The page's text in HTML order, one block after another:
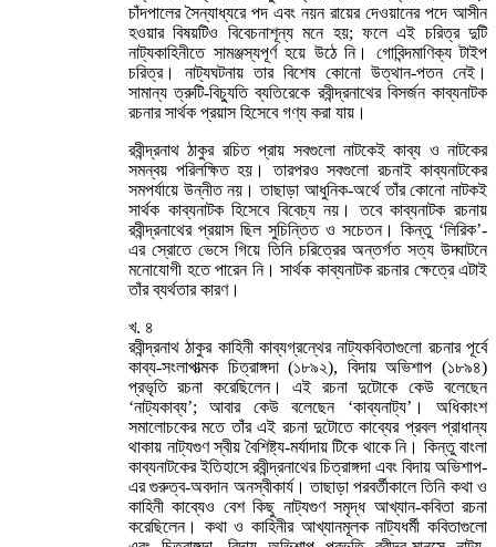
চাঁদপালের সৈন্যাধ্যরে পদ এবং নয়ন রায়ের দেওয়ানের পদে আসীন
হওয়ার বিষয়টিও বিবেচনাশূন্য মনে হয়; ফলে এই চরিত্র দুটি
নাট্যকাহিনীতে সামঞ্জস্যপূর্ণ হয়ে উঠে নি। গোবিন্দমাণিক্য টাইপ
চরিত্র। নাট্যঘটনায় তার বিশেষ কোনো উত্থান-পতন নেই।
সামান্য ত্রুটি-বিচ্যুতি ব্যতিরেকে রবীন্দ্রনাথের বিসর্জন কাব্যনাটক
রচনার সার্থক প্রয়াস হিসেবে গণ্য করা যায়।
রবীন্দ্রনাথ ঠাকুর রচিত প্রায় সবগুলো নাটকেই কাব্য ও নাটকের
সমন্বয় পরিলক্ষিত হয়। তারপরও সবগুলো রচনাই কাব্যনাটকের
সমপর্যায়ে উন্নীত নয়। তাছাড়া আধুনিক-অর্থে তাঁর কোনো নাটকই
সার্থক কাব্যনাটক হিসেবে বিবেচ্য নয়। তবে কাব্যনাটক রচনায়
রবীন্দ্রনাথের প্রয়াস ছিল সুচিন্তিত ও সচেতন। কিন্তু ‘লিরিক’-
এর স্রোতে ভেসে গিয়ে তিনি চরিত্রের অন্তর্গত সত্য উদ্ঘাটনে
মনোযোগী হতে পারেন নি। সার্থক কাব্যনাটক রচনার ক্ষেত্রে এটাই
তাঁর ব্যর্থতার কারণ।
খ. ৪
রবীন্দ্রনাথ ঠাকুর কাহিনী কাব্যগ্রন্থের নাট্যকবিতাগুলো রচনার পূর্বে
কাব্য-সংলাপাত্মক চিত্রাঙ্গদা (১৮৯২), বিদায় অভিশাপ (১৮৯৪)
প্রভৃতি রচনা করেছিলেন। এই রচনা দুটোকে কেউ বলেছেন
‘নাট্যকাব্য’; আবার কেউ বলেছেন ‘কাব্যনাট্য’। অধিকাংশ
সমালোচকের মতে তাঁর এই রচনা দুটোতে কাব্যের প্রবল প্রাধান্য
থাকায় নাট্যগুণ স্বীয় বৈশিষ্ট্য-মর্যাদায় টিকে থাকে নি। কিন্তু বাংলা
কাব্যনাটকের ইতিহাসে রবীন্দ্রনাথের চিত্রাঙ্গদা এবং বিদায় অভিশাপ-
এর গুরুত্ব-অবদান অনস্বীকার্য। তাছাড়া পরবর্তীকালে তিনি কথা ও
কাহিনী কাব্যেও বেশ কিছু নাট্যগুণ সমৃদ্ধ আখ্যান-কবিতা রচনা
করেছিলেন। কথা ও কাহিনীর আখ্যানমূলক নাট্যধর্মী কবিতাগুলো